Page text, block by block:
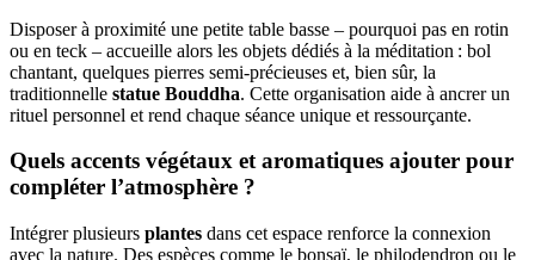
Disposer à proximité une petite table basse – pourquoi pas en rotin
ou en teck – accueille alors les objets dédiés à la méditation : bol
chantant, quelques pierres semi-précieuses et, bien sûr, la
traditionnelle statue Bouddha. Cette organisation aide à ancrer un
rituel personnel et rend chaque séance unique et ressourçante.
Quels accents végétaux et aromatiques ajouter pour
compléter l’atmosphère ?
Intégrer plusieurs plantes dans cet espace renforce la connexion
avec la nature. Des espèces comme le bonsaï, le philodendron ou le